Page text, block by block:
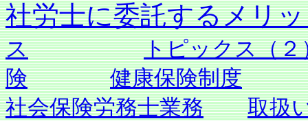
社労士に委託す
ス
トピックス（２
険
健康保険制度
社会保険労務士業務
取扱